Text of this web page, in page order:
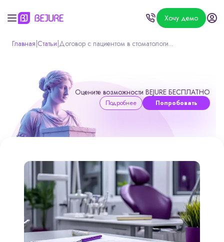
Хочу демо
Главная Статьи Договор с пациентом в стоматологи...
Оцените возможности BEJURE БЕСПЛАТНО
Подробнее Попробовать